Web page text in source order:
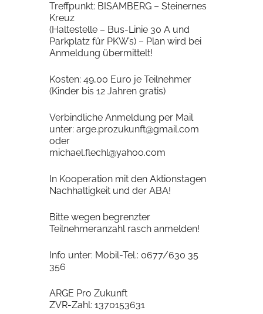
Treffpunkt: BISAMBERG – Steinernes
Kreuz
(Haltestelle – Bus-Linie 30 A und
Parkplatz für PKW’s) – Plan wird bei
Anmeldung übermittelt!
Kosten: 49,00 Euro je Teilnehmer
(Kinder bis 12 Jahren gratis)
Verbindliche Anmeldung per Mail
unter: arge.prozukunft@gmail.com
oder
michael.flechl@yahoo.com
In Kooperation mit den Aktionstagen
Nachhaltigkeit und der ABA!
Bitte wegen begrenzter
Teilnehmeranzahl rasch anmelden!
Info unter: Mobil-Tel.: 0677/630 35
356
ARGE Pro Zukunft
ZVR-Zahl: 1370153631